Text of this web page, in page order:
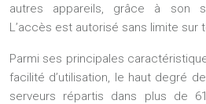
autres appareils, grâce à son
L’accès est autorisé sans limite sur
Parmi ses principales
facilité d’utilisation, le haut degré
serveurs répartis dans plus de